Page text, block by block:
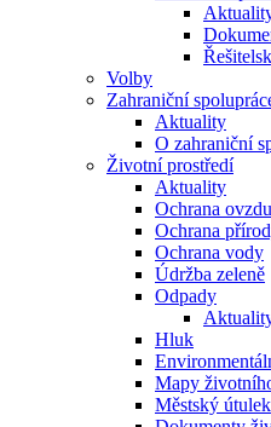
Volby
Zahraniční
Aktuality
O zahraniční
Životní prostředí
Aktuality
Ochrana
Ochrana
Ochrana vody
Údržba zeleně
Odpady
Hluk
Mapy
Městský útulek